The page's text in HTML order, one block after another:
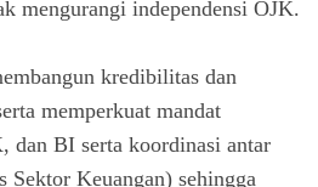
mengurangi independensi OJK.
kredibilitas dan
memperkuat mandat
dan BI serta koordinasi antar
Sektor Keuangan) sehingga